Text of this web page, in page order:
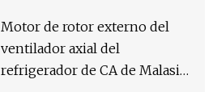
Motor de rotor externo del
ventilador axial del
refrigerador de CA de Malasia